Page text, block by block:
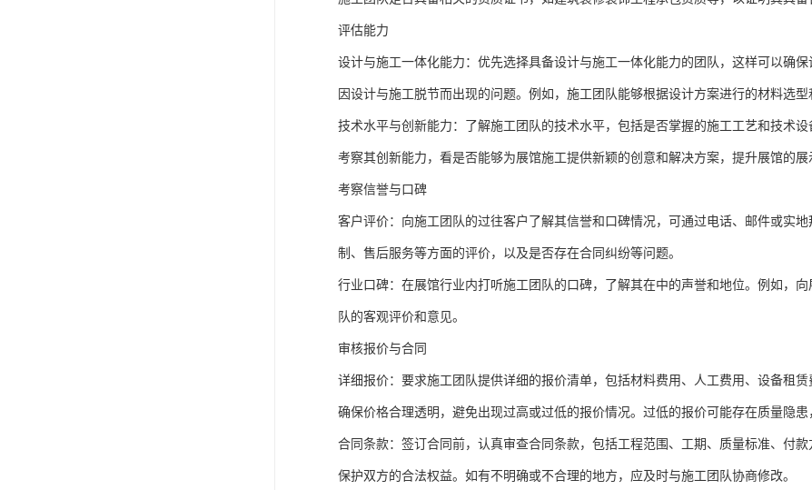
评估能力
设计与施工一体化能力：优先选择具备设计与施工一体化能力的团队，这样可以确
因设计与施工脱节而出现的问题。例如，施工团队能够根据设计方案进行的材料选
技术水平与创新能力：了解施工团队的技术水平，包括是否掌握的施工工艺和技术
考察其创新能力，看是否能够为展馆施工提供新颖的创意和解决方案，提升展馆的展
考察信誉与口碑
客户评价：向施工团队的过往客户了解其信誉和口碑情况，可通过电话、邮件或实
制、售后服务等方面的评价，以及是否存在合同纠纷等问题。
行业口碑：在展馆行业内打听施工团队的口碑，了解其在中的声誉和地位。例如，
队的客观评价和意见。
审核报价与合同
详细报价：要求施工团队提供详细的报价清单，包括材料费用、人工费用、设备租
确保价格合理透明，避免出现过高或过低的报价情况。过低的报价可能存在质量隐患
合同条款：签订合同前，认真审查合同条款，包括工程范围、工期、质量标准、付
保护双方的合法权益。如有不明确或不合理的地方，应及时与施工团队协商修改。